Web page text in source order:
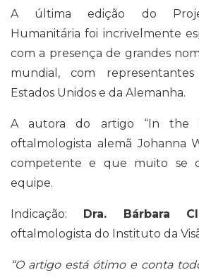
A última edição do
Humanitária foi incrivelmente
com a presença de grandes
mundial, com
Estados Unidos e da Alemanha.
A autora do artigo “In the
oftalmologista alemã Johanna
competente e que muito se
equipe.
Indicação: Dra. Bárbara
oftalmologista do Instituto da
“O artigo está ótimo e conta